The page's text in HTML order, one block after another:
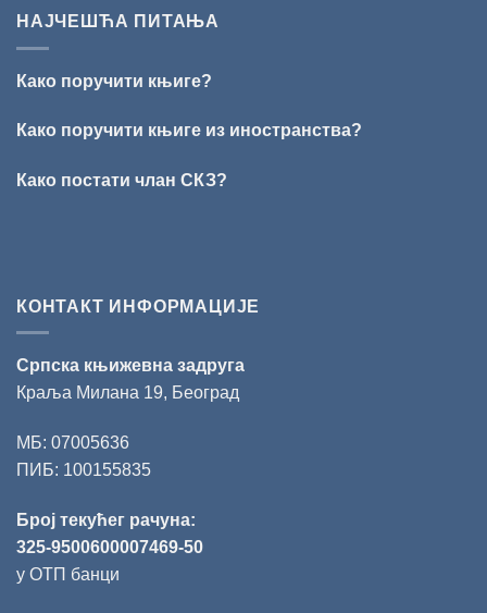
„Милован
поезију
НАЈЧЕШЋА ПИТАЊА
Како поручити књиге?
Како поручити књиге из иностранства?
Како постати члан СКЗ?
КОНТАКТ ИНФОРМАЦИЈЕ
Српска књижевна задруга
Краља Милана 19, Београд
МБ: 07005636
ПИБ: 100155835
Број текућег рачуна:
325-9500600007469-50
у ОТП банци